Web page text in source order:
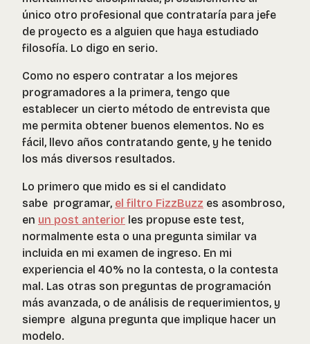
único otro profesional que contrataría para jefe
de proyecto es a alguien que haya estudiado
filosofía. Lo digo en serio.
Como no espero contratar a los mejores
programadores a la primera, tengo que
establecer un cierto método de entrevista que
me permita obtener buenos elementos. No es
fácil, llevo años contratando gente, y he tenido
los más diversos resultados.
Lo primero que mido es si el candidato
sabe programar, el filtro FizzBuzz es asombroso,
en un post anterior les propuse este test,
normalmente esta o una pregunta similar va
incluida en mi examen de ingreso. En mi
experiencia el 40% no la contesta, o la contesta
mal. Las otras son preguntas de programación
más avanzada, o de análisis de requerimientos, y
siempre alguna pregunta que implique hacer un
modelo.